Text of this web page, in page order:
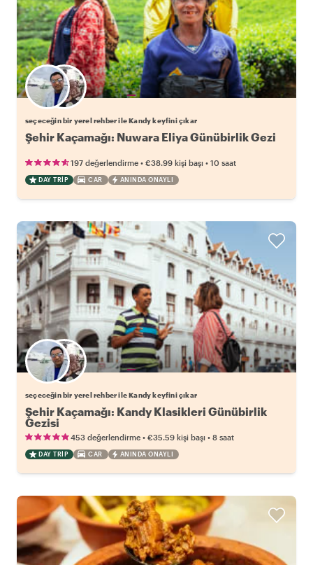
Favori yerel rehberini seç
seçeceğin bir yerel rehber ile Kandy keyfini çıkar
Şehir Kaçamağı: Nuwara Eliya Günübirlik Gezi
197 değerlendirme • €38.99 kişi başı • 10 saat
DAY TRIP CAR ANINDA ONAYLI
Favori yerel rehberini seç
seçeceğin bir yerel rehber ile Kandy keyfini çıkar
Şehir Kaçamağı: Kandy Klasikleri Günübirlik
Gezisi
453 değerlendirme • €35.59 kişi başı • 8 saat
DAY TRIP CAR ANINDA ONAYLI